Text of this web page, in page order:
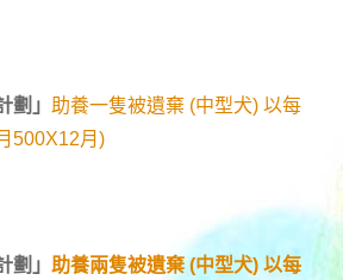
劃 」 助養一隻被遺棄 (中型犬) 以每
500X12月)
劃 」 助養兩隻被遺棄 (中型犬) 以每